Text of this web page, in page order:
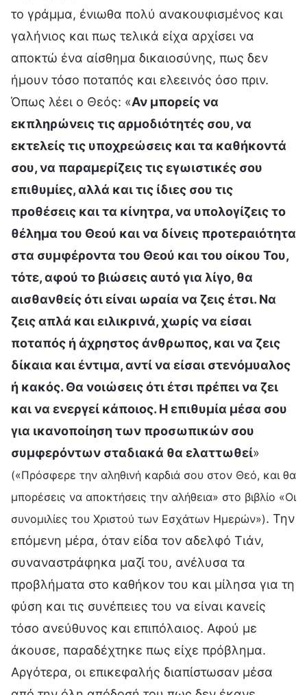
το γράμμα, ένιωθα πολύ ανακουφισμένος και
γαλήνιος και πως τελικά είχα αρχίσει να
αποκτώ ένα αίσθημα δικαιοσύνης, πως δεν
ήμουν τόσο ποταπός και ελεεινός όσο πριν.
Όπως λέει ο Θεός: «Αν μπορείς να
εκπληρώνεις τις αρμοδιότητές σου, να
εκτελείς τις υποχρεώσεις και τα καθήκοντά
σου, να παραμερίζεις τις εγωιστικές σου
επιθυμίες, αλλά και τις ίδιες σου τις
προθέσεις και τα κίνητρα, να υπολογίζεις το
θέλημα του Θεού και να δίνεις προτεραιότητα
στα συμφέροντα του Θεού και του οίκου Του,
τότε, αφού το βιώσεις αυτό για λίγο, θα
αισθανθείς ότι είναι ωραία να ζεις έτσι. Να
ζεις απλά και ειλικρινά, χωρίς να είσαι
ποταπός ή άχρηστος άνθρωπος, και να ζεις
δίκαια και έντιμα, αντί να είσαι στενόμυαλος
ή κακός. Θα νοιώσεις ότι έτσι πρέπει να ζει
και να ενεργεί κάποιος. Η επιθυμία μέσα σου
για ικανοποίηση των προσωπικών σου
συμφερόντων σταδιακά θα ελαττωθεί»
(«Πρόσφερε την αληθινή καρδιά σου στον Θεό, και θα
μπορέσεις να αποκτήσεις την αλήθεια» στο βιβλίο «Οι
συνομιλίες του Χριστού των Εσχάτων Ημερών»). Την
επόμενη μέρα, όταν είδα τον αδελφό Τιάν,
συναναστράφηκα μαζί του, ανέλυσα τα
προβλήματα στο καθήκον του και μίλησα για τη
φύση και τις συνέπειες του να είναι κανείς
τόσο ανεύθυνος και επιπόλαιος. Αφού με
άκουσε, παραδέχτηκε πως είχε πρόβλημα.
Αργότερα, οι επικεφαλής διαπίστωσαν μέσα